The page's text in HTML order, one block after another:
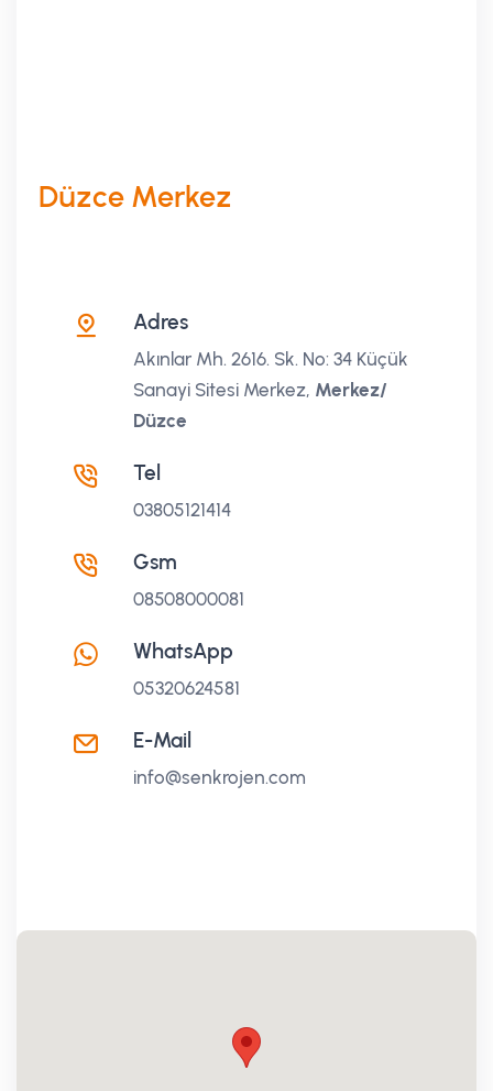
Düzce Merkez
Adres
Akınlar Mh. 2616. Sk. No: 34 Küçük
Sanayi Sitesi Merkez, Merkez/
Düzce
Tel
03805121414
Gsm
08508000081
WhatsApp
05320624581
E-Mail
info@senkrojen.com